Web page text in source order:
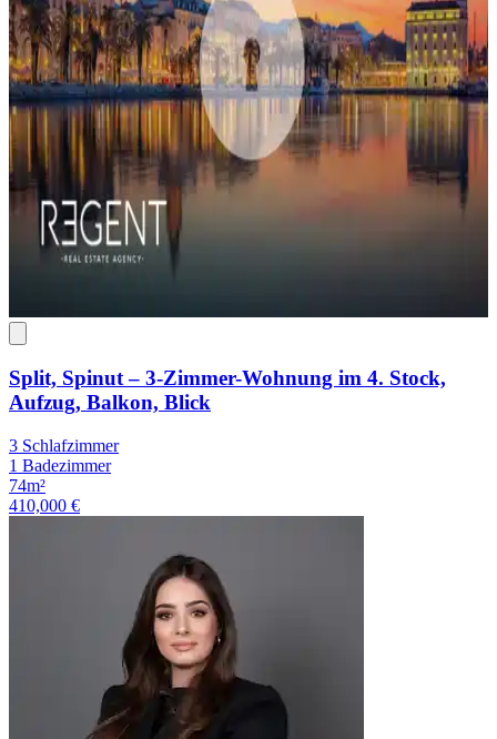
Split, Spinut – 3-Zimmer-Wohnung im 4. Stock,
Aufzug, Balkon, Blick
3 Schlafzimmer
1 Badezimmer
74m²
410,000 €